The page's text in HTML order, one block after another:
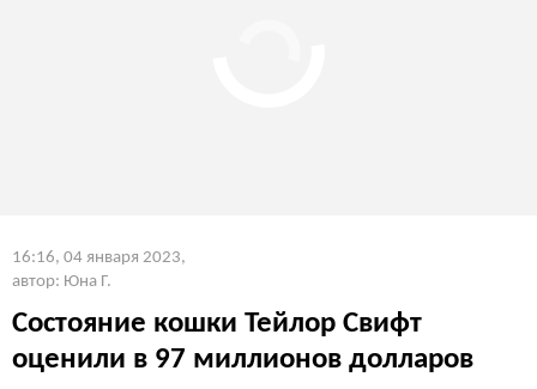
16:16, 04 января 2023,
автор: Юна Г.
Состояние кошки Тейлор Свифт
оценили в 97 миллионов долларов